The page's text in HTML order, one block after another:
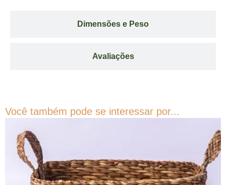
Dimensões e Peso
Avaliações
Você também pode se interessar por...